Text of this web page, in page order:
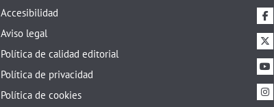
Accesibilidad
Aviso legal
Política de calidad editorial
Política de privacidad
Política de cookies